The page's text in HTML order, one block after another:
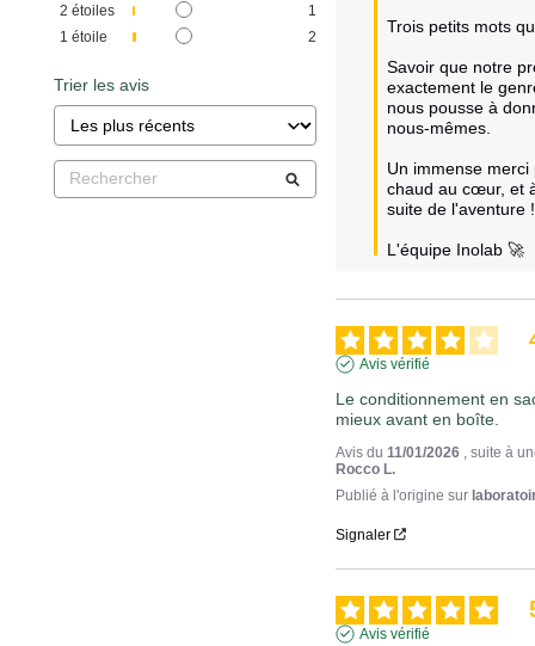
2 étoiles
1
1 étoile 2
Trier les avis
Trois petits mots
Savoir que notre
exactement le
nous pousse à
nous-mêmes.
Un immense
chaud au cœur, et
suite de l'aventure !
L'équipe Inolab 🚀
Avis vérifié
Le conditionnement en
mieux avant en boîte.
Avis du11/01/2026 , suite à
Rocco L.
Publié à l'origine sur
Signaler
Avis vérifié